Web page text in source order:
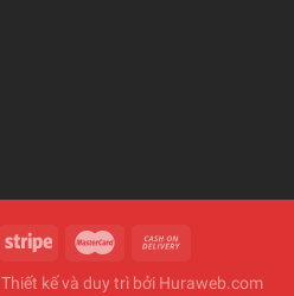
| Thiết kế và duy trì bởi Huraweb.com